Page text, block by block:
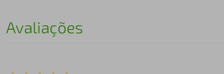
Avaliações